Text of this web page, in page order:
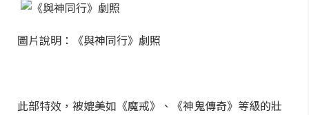
圖片說明：《與神同行》劇照
此部特效，被媲美如《魔戒》、《神鬼傳奇》等級的壯